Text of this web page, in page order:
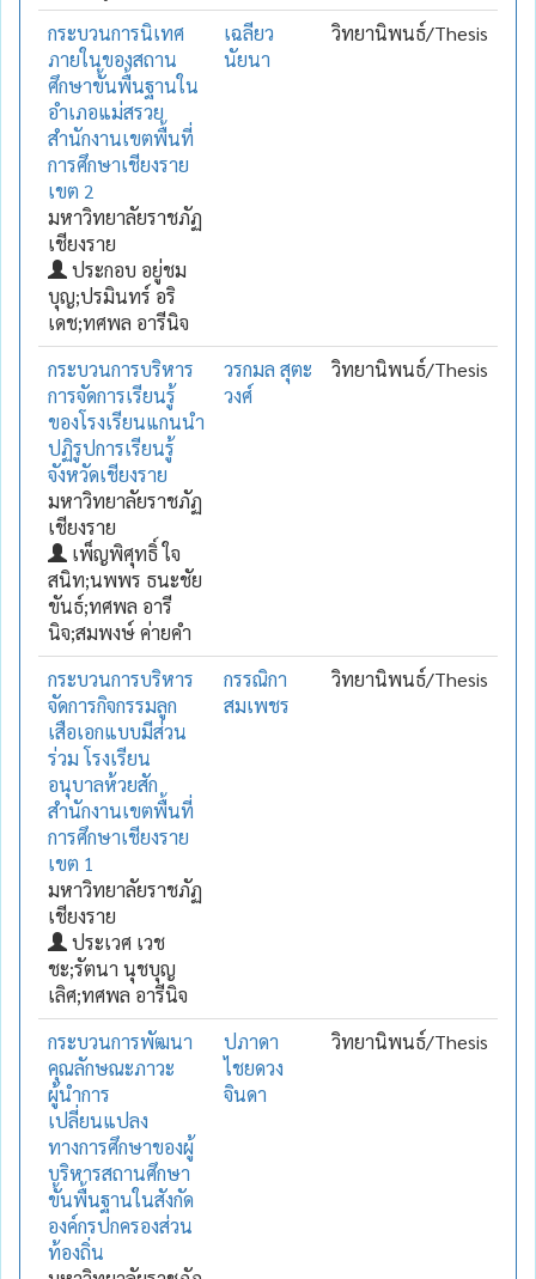
กระบวนการนิเทศ
ภายในของสถาน
ศึกษาขั้นพื้นฐานใน
อำเภอแม่สรวย
สำนักงานเขตพื้นที่
การศึกษาเชียงราย
เขต 2
มหาวิทยาลัยราชภัฏ
เชียงราย
ประกอบ อยู่ชม
บุญ;ปรมินทร์ อริ
เดช;ทศพล อารีนิจ
เฉลียว
นัยนา
วิทยานิพนธ์/Thesis
กระบวนการบริหาร
การจัดการเรียนรู้
ของโรงเรียนแกนนำ
ปฏิรูปการเรียนรู้
จังหวัดเชียงราย
มหาวิทยาลัยราชภัฏ
เชียงราย
เพ็ญพิศุทธิ์ ใจ
สนิท;นพพร ธนะชัย
ขันธ์;ทศพล อารี
นิจ;สมพงษ์ ค่ายคำ
วรกมล สุตะ
วงศ์
วิทยานิพนธ์/Thesis
กระบวนการบริหาร
จัดการกิจกรรมลูก
เสือเอกแบบมีส่วน
ร่วม โรงเรียน
อนุบาลห้วยสัก
สำนักงานเขตพื้นที่
การศึกษาเชียงราย
เขต 1
มหาวิทยาลัยราชภัฏ
เชียงราย
ประเวศ เวช
ชะ;รัตนา นุชบุญ
เลิศ;ทศพล อารีนิจ
กรรณิกา
สมเพชร
วิทยานิพนธ์/Thesis
กระบวนการพัฒนา
คุณลักษณะภาวะ
ผู้นำการ
เปลี่ยนแปลง
ทางการศึกษาของผู้
บริหารสถานศึกษา
ขั้นพื้นฐานในสังกัด
องค์กรปกครองส่วน
ท้องถิ่น
ปภาดา
ไชยดวง
จินดา
วิทยานิพนธ์/Thesis